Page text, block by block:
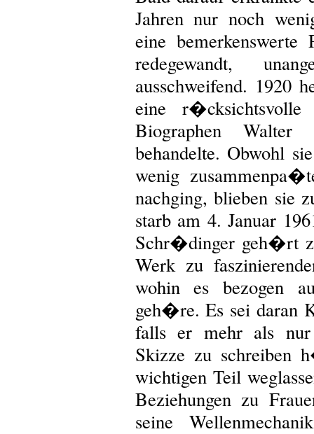
Jahren nur noch
eine
redegewandt,
ausschweifend. 1920
eine
Biographen
behandelte. Obwohl
wenig
nachging, blieben sie
starb am 4. Januar
Schr�dinger geh�rt
Werk zu
wohin es bezogen
geh�re. Es sei daran
falls er mehr als nur
Skizze zu
wichtigen Teil
Beziehungen zu
seine